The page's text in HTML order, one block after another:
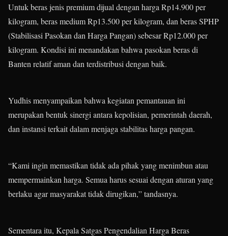
Untuk beras jenis premium dijual dengan harga Rp14.900 per
kilogram, beras medium Rp13.500 per kilogram, dan beras SPHP
(Stabilisasi Pasokan dan Harga Pangan) sebesar Rp12.000 per
kilogram. Kondisi ini menandakan bahwa pasokan beras di
Banten relatif aman dan terdistribusi dengan baik.
Yudhis menyampaikan bahwa kegiatan pemantauan ini
merupakan bentuk sinergi antara kepolisian, pemerintah daerah,
dan instansi terkait dalam menjaga stabilitas harga pangan.
“Kami ingin memastikan tidak ada pihak yang menimbun atau
mempermainkan harga. Semua harus sesuai dengan aturan yang
berlaku agar masyarakat tidak dirugikan,” tandasnya.
Sementara itu, Kepala Satgas Pengendalian Harga Beras